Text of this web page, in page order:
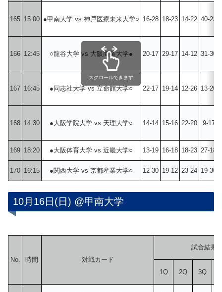
165 15:00 ●甲南大学 vs 神戸医療未来大学○ 16-28 18-23 14-22 40-23
166 12:45 ○龍谷大学 vs 大阪商業大学● 20-17 29-17 14-12 31-30
167 16:45 ●同志社大学 vs 立命館大学○ 22-17 19-14 12-26 13-20
168 14:30 ●大阪学院大学 vs 天理大学○ 14-14 15-16 22-20 9-17
169 18:20 ●大阪体育大学 vs 近畿大学○ 13-19 16-18 18-23 27-18
170 16:15 ●関西大学 vs 京都産業大学○ 12-30 19-12 23-24 19-30
スクロールできます
10月16日(日) @甲南大学
No. 時間 対戦カード
試合結果
1Q 2Q 3Q